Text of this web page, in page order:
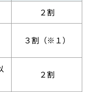
２割
３割（※１）
２割